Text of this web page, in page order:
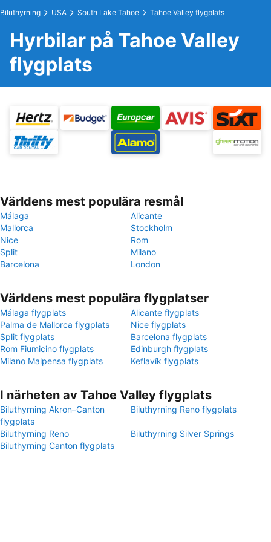
Biluthyrning USA South Lake Tahoe Tahoe Valley flygplats
Hyrbilar på Tahoe Valley
flygplats
Världens mest populära resmål
Málaga
Alicante
Mallorca
Stockholm
Nice
Rom
Split
Milano
Barcelona
London
Världens mest populära flygplatser
Málaga flygplats
Alicante flygplats
Palma de Mallorca flygplats
Nice flygplats
Split flygplats
Barcelona flygplats
Rom Fiumicino flygplats
Edinburgh flygplats
Milano Malpensa flygplats
Keflavík flygplats
I närheten av Tahoe Valley flygplats
Biluthyrning Akron–Canton
flygplats
Biluthyrning Reno flygplats
Biluthyrning Reno
Biluthyrning Silver Springs
Biluthyrning Canton flygplats